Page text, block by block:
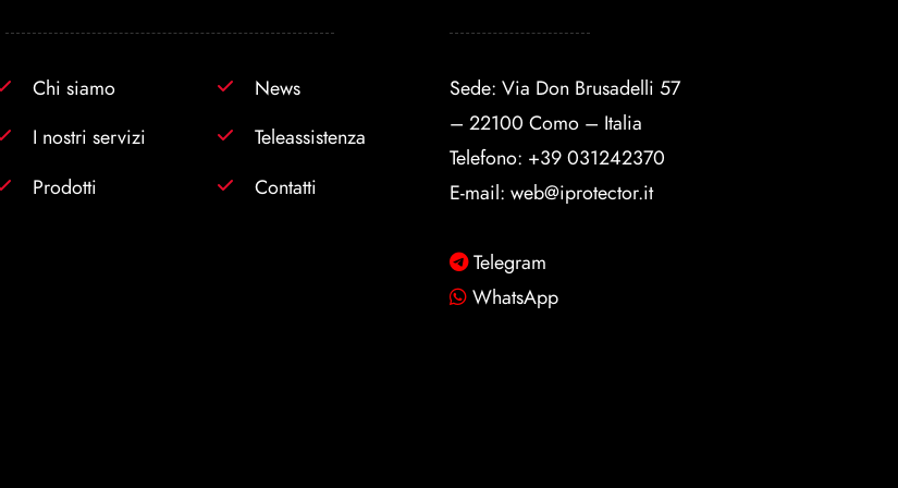
Chi siamo
I nostri servizi
Prodotti
News
Teleassistenza
Contatti
Sede: Via Don Brusadelli 57
– 22100 Como – Italia
Telefono: +39 031242370
E-mail: web@iprotector.it
Telegram
WhatsApp